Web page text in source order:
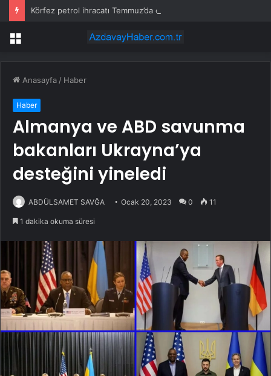
Menü
Anasayfa / Haber
Haber
Almanya ve ABD savunma
bakanları Ukrayna’ya
desteğini yineledi
ABDÜLSAMET SAVĞA Ocak 20, 2023 0 11
1 dakika okuma süresi